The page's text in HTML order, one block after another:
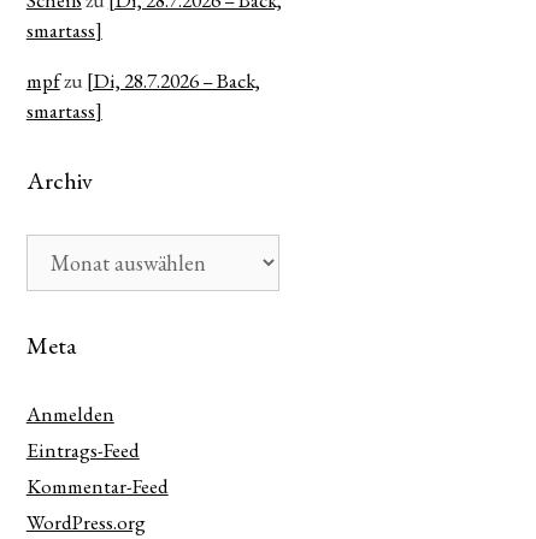
smartass]
mpfzu [Di, 28.7.2026 – Back,
smartass]
Archiv
Meta
Anmelden
Eintrags-Feed
Kommentar-Feed
WordPress.org